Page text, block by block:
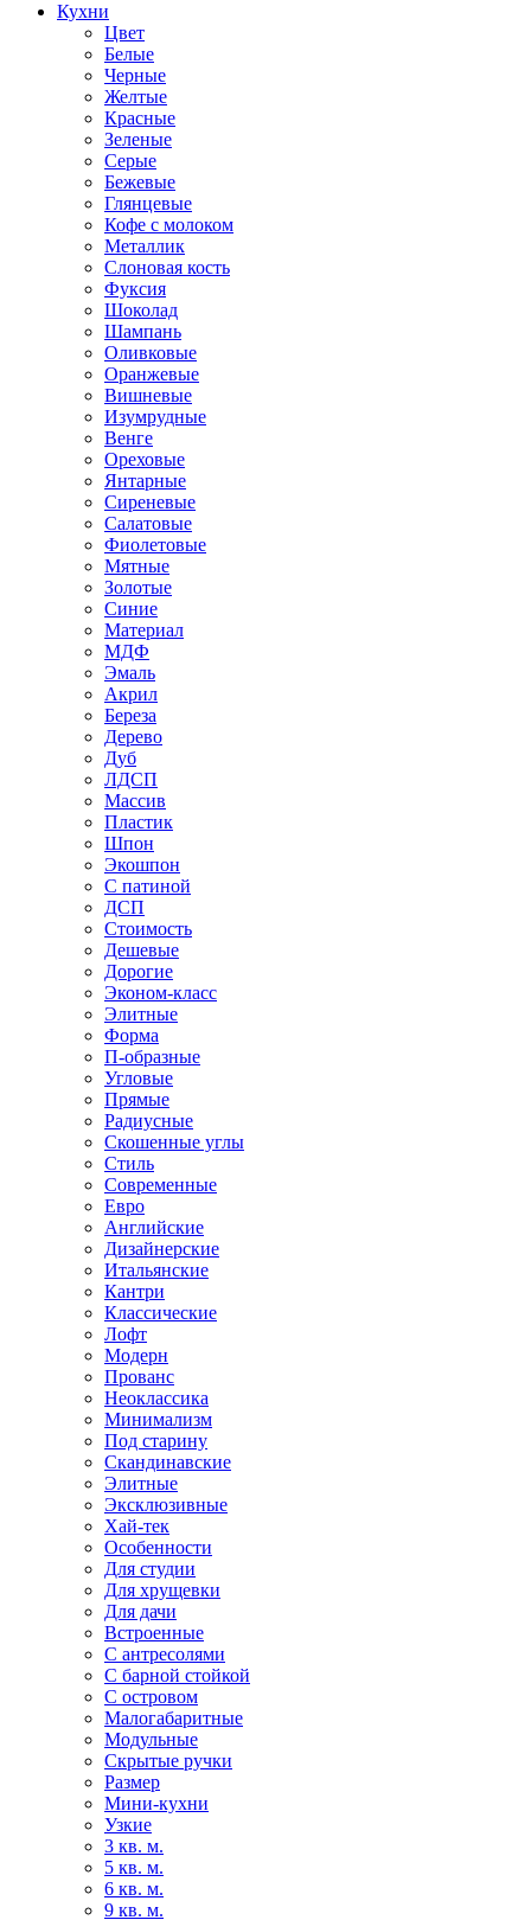
Кухни
Цвет
Белые
Черные
Желтые
Красные
Зеленые
Серые
Бежевые
Глянцевые
Кофе с молоком
Металлик
Слоновая кость
Фуксия
Шоколад
Шампань
Оливковые
Оранжевые
Вишневые
Изумрудные
Венге
Ореховые
Янтарные
Сиреневые
Салатовые
Фиолетовые
Мятные
Золотые
Синие
Материал
МДФ
Эмаль
Акрил
Береза
Дерево
Дуб
ЛДСП
Массив
Пластик
Шпон
Экошпон
С патиной
ДСП
Стоимость
Дешевые
Дорогие
Эконом-класс
Элитные
Форма
П-образные
Угловые
Прямые
Радиусные
Скошенные углы
Стиль
Современные
Евро
Английские
Дизайнерские
Итальянские
Кантри
Классические
Лофт
Модерн
Прованс
Неоклассика
Минимализм
Под старину
Скандинавские
Элитные
Эксклюзивные
Хай-тек
Особенности
Для студии
Для хрущевки
Для дачи
Встроенные
С антресолями
С барной стойкой
С островом
Малогабаритные
Модульные
Скрытые ручки
Размер
Мини-кухни
Узкие
3 кв. м.
5 кв. м.
6 кв. м.
9 кв. м.